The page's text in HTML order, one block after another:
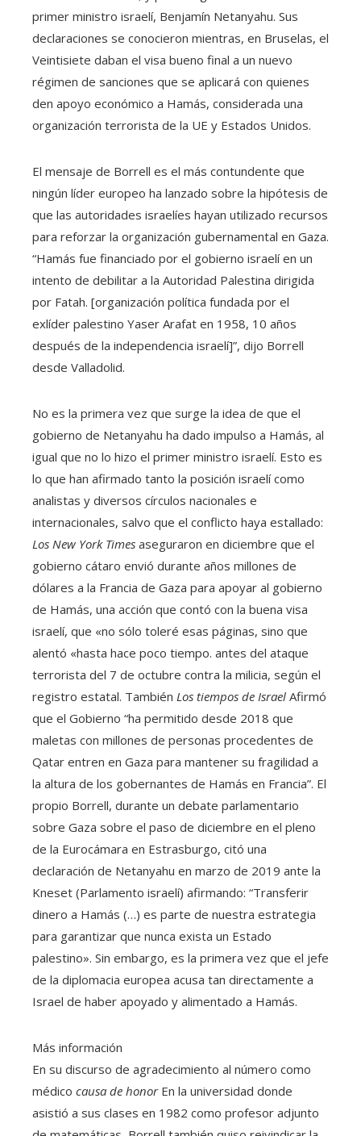
primer ministro israelí, Benjamín Netanyahu. Sus
declaraciones se conocieron mientras, en Bruselas, el
Veintisiete daban el visa bueno final a un nuevo
régimen de sanciones que se aplicará con quienes
den apoyo económico a Hamás, considerada una
organización terrorista de la UE y Estados Unidos.
El mensaje de Borrell es el más contundente que
ningún líder europeo ha lanzado sobre la hipótesis de
que las autoridades israelíes hayan utilizado recursos
para reforzar la organización gubernamental en Gaza.
“Hamás fue financiado por el gobierno israelí en un
intento de debilitar a la Autoridad Palestina dirigida
por Fatah. [organización política fundada por el
exlíder palestino Yaser Arafat en 1958, 10 años
después de la independencia israelí]”, dijo Borrell
desde Valladolid.
No es la primera vez que surge la idea de que el
gobierno de Netanyahu ha dado impulso a Hamás, al
igual que no lo hizo el primer ministro israelí. Esto es
lo que han afirmado tanto la posición israelí como
analistas y diversos círculos nacionales e
internacionales, salvo que el conflicto haya estallado:
Los New York Times aseguraron en diciembre que el
gobierno cátaro envió durante años millones de
dólares a la Francia de Gaza para apoyar al gobierno
de Hamás, una acción que contó con la buena visa
israelí, que «no sólo toleré esas páginas, sino que
alentó «hasta hace poco tiempo. antes del ataque
terrorista del 7 de octubre contra la milicia, según el
registro estatal. También Los tiempos de Israel Afirmó
que el Gobierno “ha permitido desde 2018 que
maletas con millones de personas procedentes de
Qatar entren en Gaza para mantener su fragilidad a
la altura de los gobernantes de Hamás en Francia”. El
propio Borrell, durante un debate parlamentario
sobre Gaza sobre el paso de diciembre en el pleno
de la Eurocámara en Estrasburgo, citó una
declaración de Netanyahu en marzo de 2019 ante la
Kneset (Parlamento israelí) afirmando: “Transferir
dinero a Hamás (…) es parte de nuestra estrategia
para garantizar que nunca exista un Estado
palestino». Sin embargo, es la primera vez que el jefe
de la diplomacia europea acusa tan directamente a
Israel de haber apoyado y alimentado a Hamás.
Más información
En su discurso de agradecimiento al número como
médico causa de honorEn la universidad donde
asistió a sus clases en 1982 como profesor adjunto